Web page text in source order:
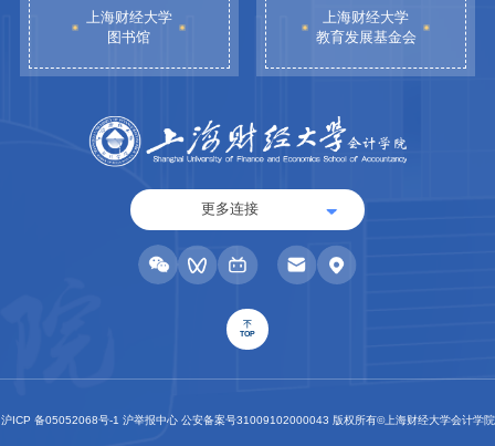
上海财经大学
图书馆
上海财经大学
教育发展基金会
更多连接
TOP
沪ICP 备05052068号-1 沪举报中心 公安备案号31009102000043 版权所有©上海财经大学会计学院